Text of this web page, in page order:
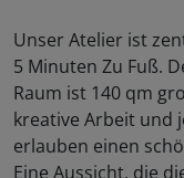
Unser Atelier ist
5 Minuten Zu Fuß.
Raum ist 140 qm
kreative Arbeit und
erlauben einen
Eine Aussicht, die